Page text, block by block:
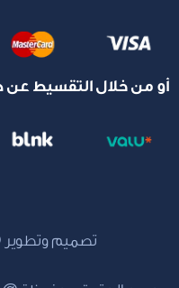
أو من خلال التقسيط عن
تصميم